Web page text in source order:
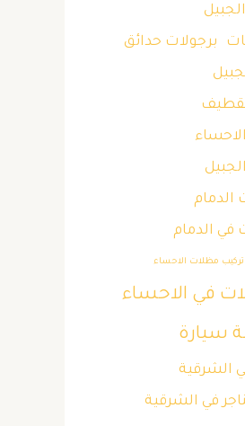
برجولات حدائق
الدمام
في الدمام
تركيب مظلات الاحساء
في الاحساء
سيارة
الشرقية
في الشرقية